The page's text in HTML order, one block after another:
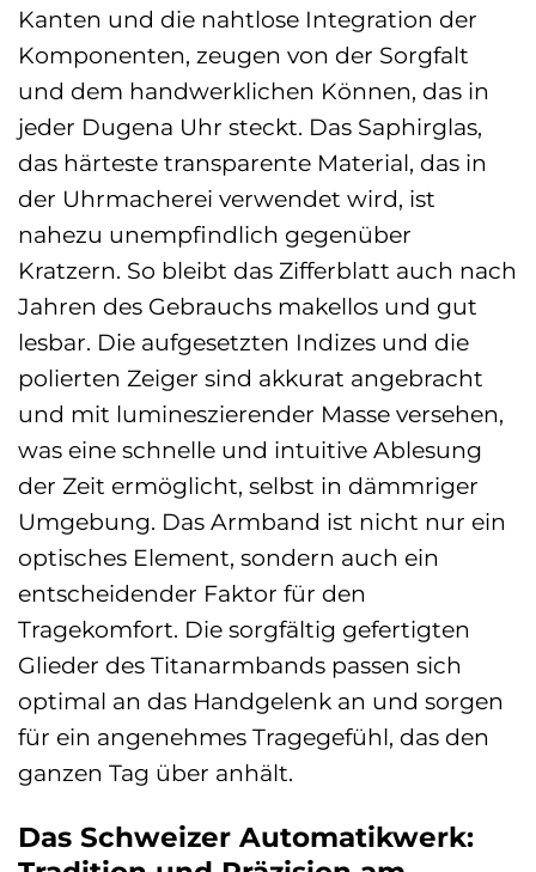
Kanten und die nahtlose Integration der
Komponenten, zeugen von der Sorgfalt
und dem handwerklichen Können, das in
jeder Dugena Uhr steckt. Das Saphirglas,
das härteste transparente Material, das in
der Uhrmacherei verwendet wird, ist
nahezu unempfindlich gegenüber
Kratzern. So bleibt das Zifferblatt auch nach
Jahren des Gebrauchs makellos und gut
lesbar. Die aufgesetzten Indizes und die
polierten Zeiger sind akkurat angebracht
und mit lumineszierender Masse versehen,
was eine schnelle und intuitive Ablesung
der Zeit ermöglicht, selbst in dämmriger
Umgebung. Das Armband ist nicht nur ein
optisches Element, sondern auch ein
entscheidender Faktor für den
Tragekomfort. Die sorgfältig gefertigten
Glieder des Titanarmbands passen sich
optimal an das Handgelenk an und sorgen
für ein angenehmes Tragegefühl, das den
ganzen Tag über anhält.
Das Schweizer Automatikwerk: